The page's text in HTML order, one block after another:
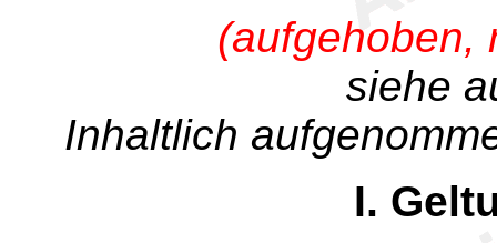
(aufgehoben,
siehe
Inhaltlich
I.